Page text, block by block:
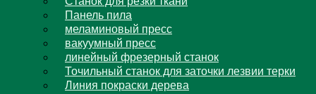
Панель пила
меламиновый пресс
вакуумный пресс
линейный фрезерный станок
Точильный станок для заточки лезвии терки
Линия покраски дерева